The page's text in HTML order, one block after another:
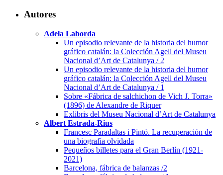
Autores
Adela Laborda
Un episodio relevante de la historia del humor
gráfico catalán: la Colección Agell del Museu
Nacional d’Art de Catalunya / 2
Un episodio relevante de la historia del humor
gráfico catalán: la Colección Agell del Museu
Nacional d’Art de Catalunya / 1
Sobre «Fábrica de salchichon de Vich J. Torra»
(1896) de Alexandre de Riquer
Exlibris del Museu Nacional d’Art de Catalunya
Albert Estrada-Rius
Francesc Paradaltas i Pintó. La recuperación de
una biografía olvidada
Pequeños billetes para el Gran Berlín (1921-
2021)
Barcelona, fábrica de balanzas /2